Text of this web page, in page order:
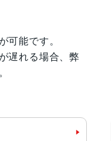
可能です。
遅れる場合、弊